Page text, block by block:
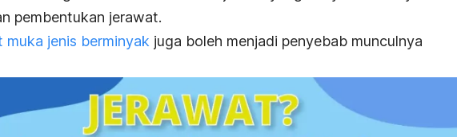
pembentukan jerawat.
muka jenis berminyak juga boleh menjadi penyebab munculnya